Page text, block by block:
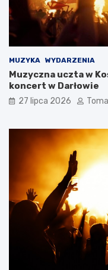
MUZYKA WYDARZENIA
Muzyczna uczta w
koncert w Darłowie
27 lipca 2026